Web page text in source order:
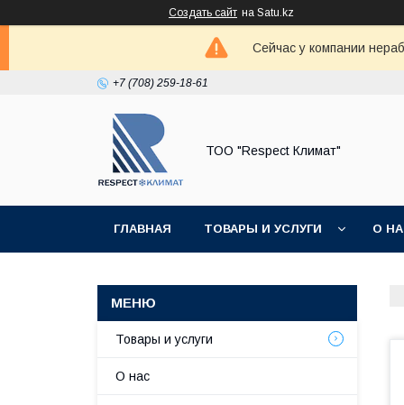
Создать сайт на Satu.kz
Сейчас у компании
+7 (708) 259-18-61
ТОО "Respect Климат"
ГЛАВНАЯ ТОВАРЫ И УСЛУГИ О
Товары и услуги
О нас